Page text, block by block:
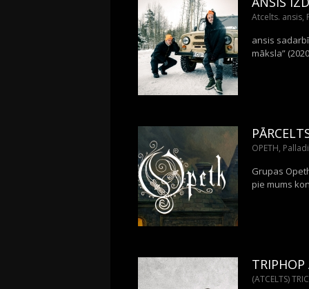
Atcelts. ansis,
ansis
māksla”
OPETH,
Grupas
pie mums
TRIPHOP
(ATCELTS)